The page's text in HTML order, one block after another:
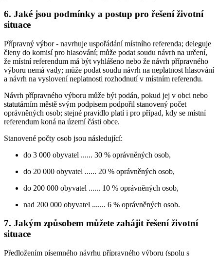
6. Jaké jsou podmínky a postup pro řešení životní
situace
Přípravný výbor - navrhuje uspořádání místního referenda; deleguje
členy do komisí pro hlasování; může podat soudu návrh na určení,
že místní referendum má být vyhlášeno nebo že návrh přípravného
výboru nemá vady; může podat soudu návrh na neplatnost hlasování
a návrh na vyslovení neplatnosti rozhodnutí v místním referendu.
Návrh přípravného výboru může být podán, pokud jej v obci nebo
statutárním městě svým podpisem podpořil stanovený počet
oprávněných osob; stejné pravidlo platí i pro případ, kdy se místní
referendum koná na území části obce.
Stanovené počty osob jsou následující:
do 3 000 obyvatel ...... 30 % oprávněných osob,
do 20 000 obyvatel ...... 20 % oprávněných osob,
do 200 000 obyvatel ...... 10 % oprávněných osob,
nad 200 000 obyvatel ....... 6 % oprávněných osob.
7. Jakým způsobem můžete zahájit řešení životní
situace
Předložením písemného návrhu přípravného výboru (spolu s